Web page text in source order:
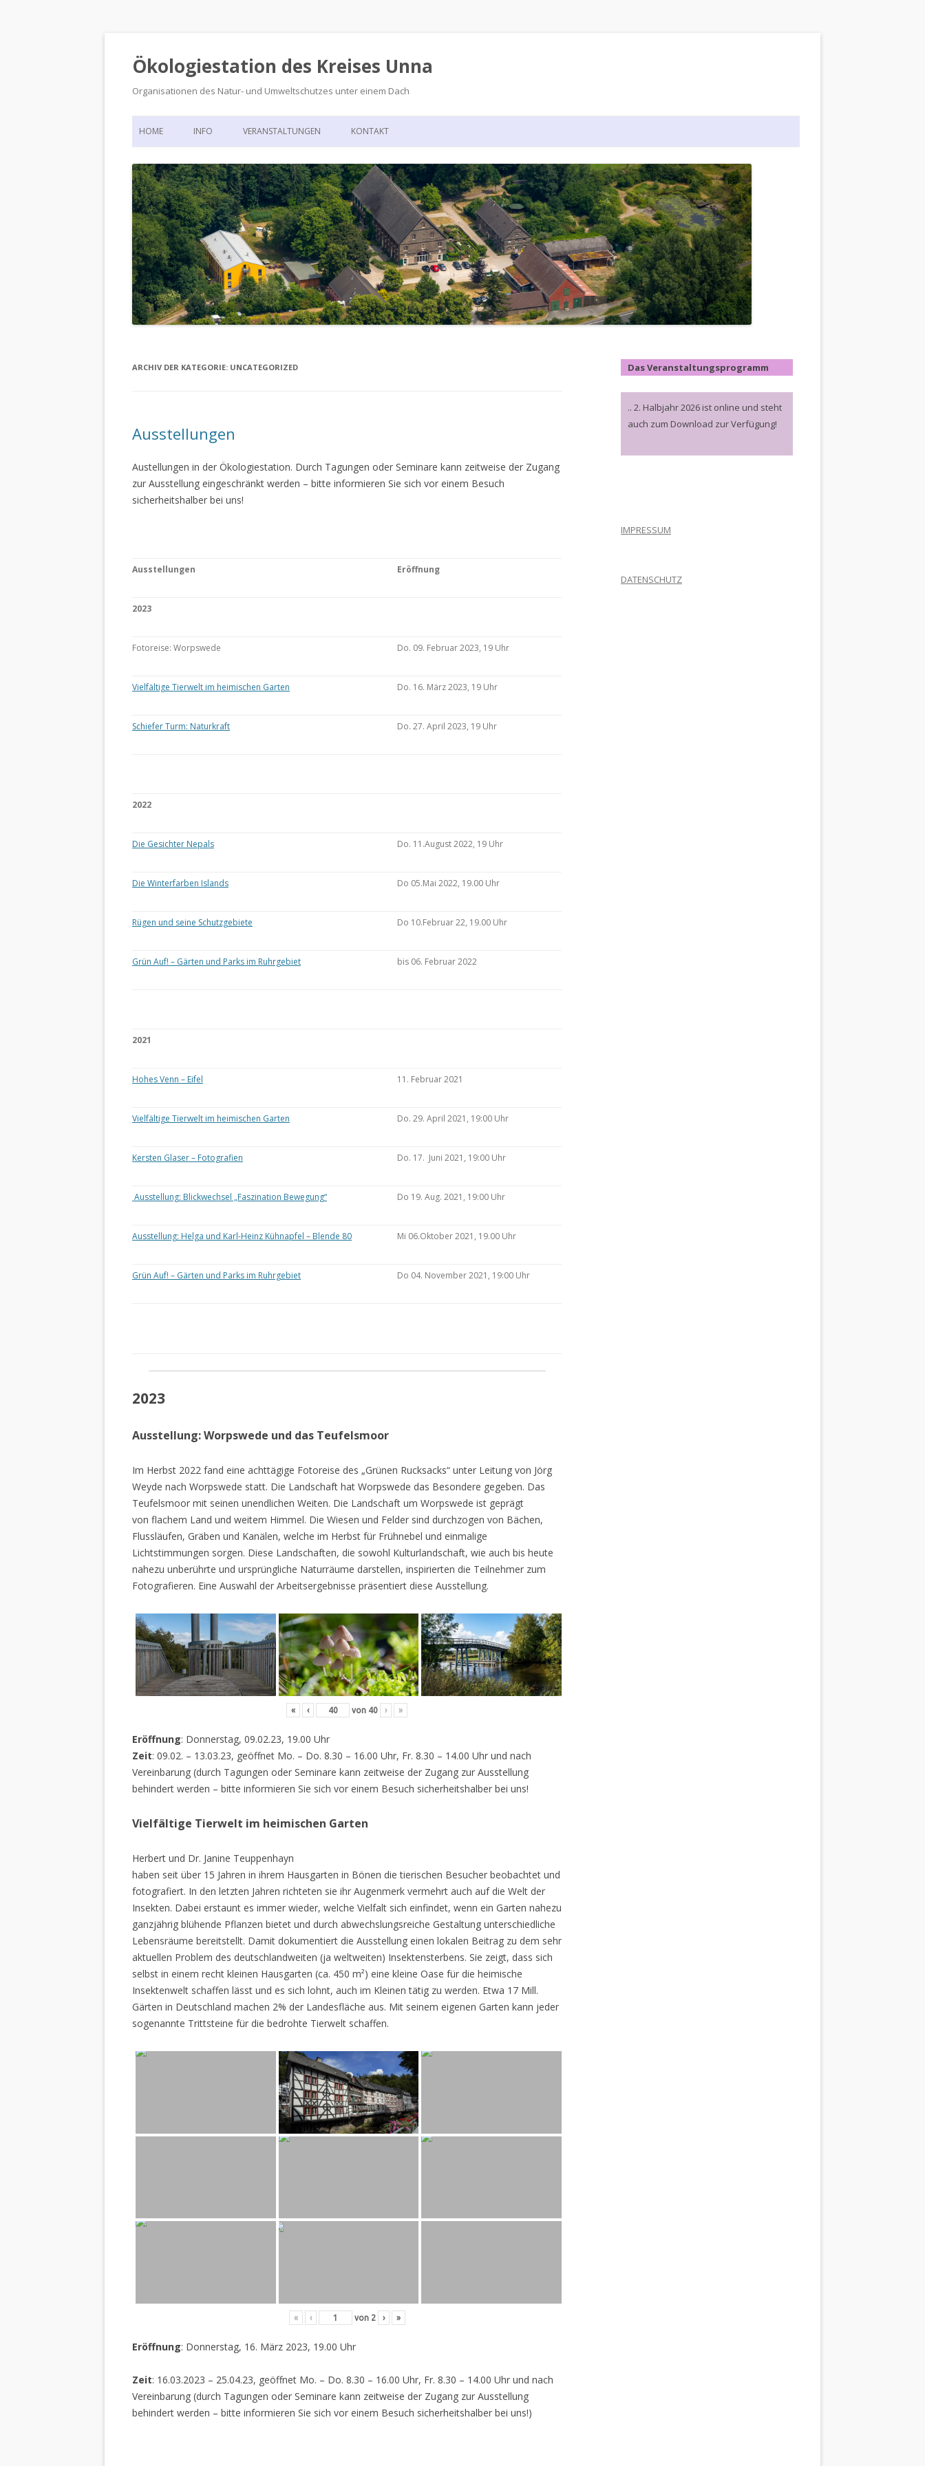
Ökologiestation des Kreises Unna
Organisationen des Natur- und Umweltschutzes unter einem Dach
Zum
HOME INFO
DIE ÖKOLOGIESTATION – FAST
900 JAHRE VORGESCHICHTE
VERANSTALTUNGEN KONTAKT
ARCHIV DER KATEGORIE: UNCATEGORIZED
Ausstellungen
Austellungen in der Ökologiestation. Durch Tagungen oder Seminare kann zeitweise der Zugang
zur Ausstellung eingeschränkt werden – bitte informieren Sie sich vor einem Besuch
sicherheitshalber bei uns!
Ausstellungen Eröffnung
2023
Fotoreise: Worpswede Do. 09. Februar 2023, 19 Uhr
Vielfältige Tierwelt im heimischen Garten Do. 16. März 2023, 19 Uhr
Schiefer Turm: Naturkraft Do. 27. April 2023, 19 Uhr
2022
Die Gesichter Nepals Do. 11.August 2022, 19 Uhr
Die Winterfarben Islands Do 05.Mai 2022, 19.00 Uhr
Rügen und seine Schutzgebiete Do 10.Februar 22, 19.00 Uhr
Grün Auf! – Gärten und Parks im Ruhrgebiet bis 06. Februar 2022
2021
Hohes Venn – Eifel 11. Februar 2021
Vielfältige Tierwelt im heimischen Garten Do. 29. April 2021, 19:00 Uhr
Kersten Glaser – Fotografien Do. 17. Juni 2021, 19:00 Uhr
Ausstellung: Blickwechsel „Faszination Bewegung“ Do 19. Aug. 2021, 19:00 Uhr
Ausstellung: Helga und Karl-Heinz Kühnapfel – Blende 80 Mi 06.Oktober 2021, 19.00 Uhr
Grün Auf! – Gärten und Parks im Ruhrgebiet Do 04. November 2021, 19:00 Uhr
2023
Ausstellung: Worpswede und das Teufelsmoor
Im Herbst 2022 fand eine achttägige Fotoreise des „Grünen Rucksacks“ unter Leitung von Jörg
Weyde nach Worpswede statt. Die Landschaft hat Worpswede das Besondere gegeben. Das
Teufelsmoor mit seinen unendlichen Weiten. Die Landschaft um Worpswede ist geprägt
von flachem Land und weitem Himmel. Die Wiesen und Felder sind durchzogen von Bächen,
Flussläufen, Gräben und Kanälen, welche im Herbst für Frühnebel und einmalige
Lichtstimmungen sorgen. Diese Landschaften, die sowohl Kulturlandschaft, wie auch bis heute
nahezu unberührte und ursprüngliche Naturräume darstellen, inspirierten die Teilnehmer zum
Fotografieren. Eine Auswahl der Arbeitsergebnisse präsentiert diese Ausstellung.
« ‹ von 40 › »
Eröffnung: Donnerstag, 09.02.23, 19.00 Uhr
Zeit: 09.02. – 13.03.23, geöffnet Mo. – Do. 8.30 – 16.00 Uhr, Fr. 8.30 – 14.00 Uhr und nach
Vereinbarung (durch Tagungen oder Seminare kann zeitweise der Zugang zur Ausstellung
behindert werden – bitte informieren Sie sich vor einem Besuch sicherheitshalber bei uns!
Vielfältige Tierwelt im heimischen Garten
Herbert und Dr. Janine Teuppenhayn
haben seit über 15 Jahren in ihrem Hausgarten in Bönen die tierischen Besucher beobachtet und
fotografiert. In den letzten Jahren richteten sie ihr Augenmerk vermehrt auch auf die Welt der
Insekten. Dabei erstaunt es immer wieder, welche Vielfalt sich einfindet, wenn ein Garten nahezu
ganzjährig blühende Pflanzen bietet und durch abwechslungsreiche Gestaltung unterschiedliche
Lebensräume bereitstellt. Damit dokumentiert die Ausstellung einen lokalen Beitrag zu dem sehr
aktuellen Problem des deutschlandweiten (ja weltweiten) Insektensterbens. Sie zeigt, dass sich
selbst in einem recht kleinen Hausgarten (ca. 450 m²) eine kleine Oase für die heimische
Insektenwelt schaffen lässt und es sich lohnt, auch im Kleinen tätig zu werden. Etwa 17 Mill.
Gärten in Deutschland machen 2% der Landesfläche aus. Mit seinem eigenen Garten kann jeder
sogenannte Trittsteine für die bedrohte Tierwelt schaffen.
« ‹ von 2 › »
Eröffnung: Donnerstag, 16. März 2023, 19.00 Uhr
Zeit: 16.03.2023 – 25.04.23, geöffnet Mo. – Do. 8.30 – 16.00 Uhr, Fr. 8.30 – 14.00 Uhr und nach
Vereinbarung (durch Tagungen oder Seminare kann zeitweise der Zugang zur Ausstellung
behindert werden – bitte informieren Sie sich vor einem Besuch sicherheitshalber bei uns!)
Das Veranstaltungsprogramm
.. 2. Halbjahr 2026 ist online und steht
auch zum Download zur Verfügung!
IMPRESSUM
DATENSCHUTZ